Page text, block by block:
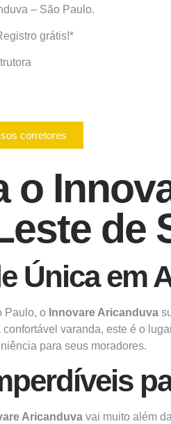
– São Paulo.
grátis!*
corretores
o
de
Única em
Paulo, o Innovare Aricanduva
confortável varanda, este é o
para seus moradores.
Aricanduva vai muito além